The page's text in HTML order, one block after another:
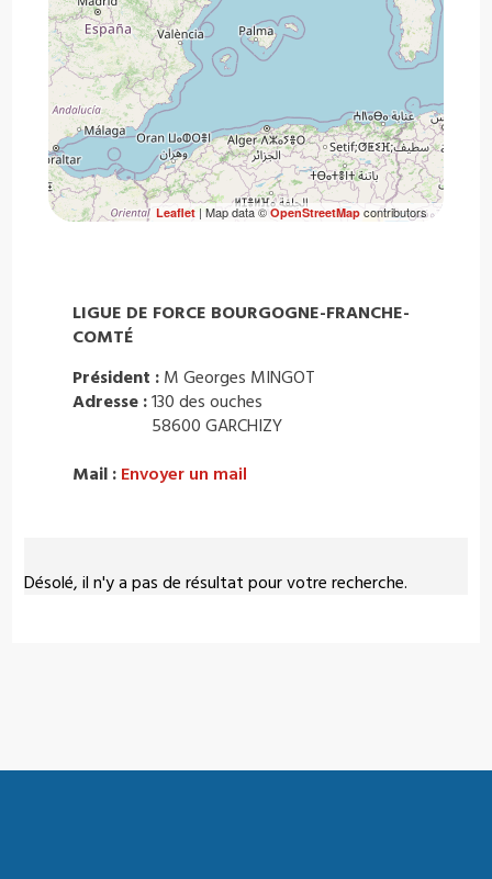
Désolé, il n'y a pas de résultat pour votre recherche.
Leaflet| Map data ©OpenStreetMapcontributors
LIGUE DE FORCE BOURGOGNE-FRANCHE-
COMTÉ
Président : M Georges MINGOT
Adresse :130 des ouches
58600 GARCHIZY
Mail : Envoyer un mail